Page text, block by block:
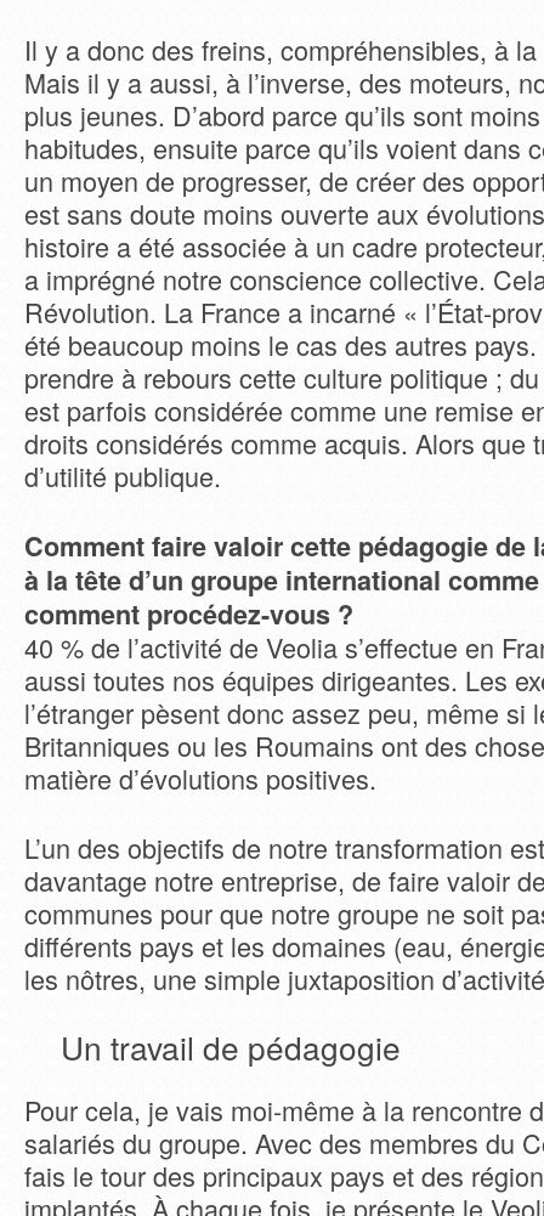
Il y a donc des freins, compréhensibles, à
Mais il y a aussi, à l’inverse, des moteurs,
plus jeunes. D’abord parce qu’ils sont
habitudes, ensuite parce qu’ils voient dans
un moyen de progresser, de créer des
est sans doute moins ouverte aux
histoire a été associée à un cadre
a imprégné notre conscience collective.
Révolution. La France a incarné « l’État-
été beaucoup moins le cas des autres pays.
prendre à rebours cette culture politique ;
est parfois considérée comme une remise
droits considérés comme acquis. Alors que
d’utilité publique.
Comment faire valoir cette pédagogie de
à la tête d’un groupe international
comment procédez-vous ?
40 % de l’activité de Veolia s’effectue en
aussi toutes nos équipes dirigeantes. Les
l’étranger pèsent donc assez peu, même si
Britanniques ou les Roumains ont des
matière d’évolutions positives.
L’un des objectifs de notre transformation
davantage notre entreprise, de faire valoir
communes pour que notre groupe ne soit
différents pays et les domaines (eau,
les nôtres, une simple juxtaposition
Un travail de pédagogie
Pour cela, je vais moi-même à la rencontre
salariés du groupe. Avec des membres du
fais le tour des principaux pays et des
implantés. À chaque fois, je présente le